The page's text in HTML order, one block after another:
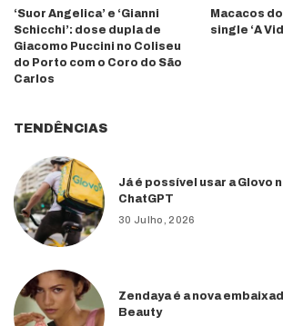
‘Suor Angelica’ e ‘Gianni
Schicchi’: dose dupla de
Giacomo Puccini no Coliseu
do Porto com o Coro do São
Carlos
Macacos
single ‘A
TENDÊNCIAS
Já é possível usar a Glovo
ChatGPT
30 Julho, 2026
Zendaya é a nova
Beauty